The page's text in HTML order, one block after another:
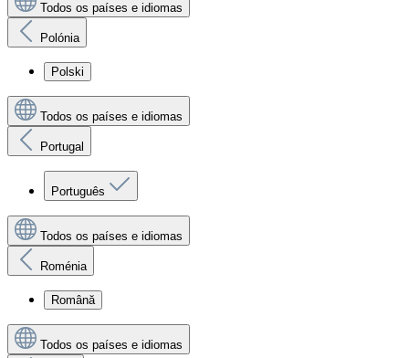
Todos os países e idiomas
Polónia
Polski
Todos os países e idiomas
Portugal
Português
Todos os países e idiomas
Roménia
Română
Todos os países e idiomas